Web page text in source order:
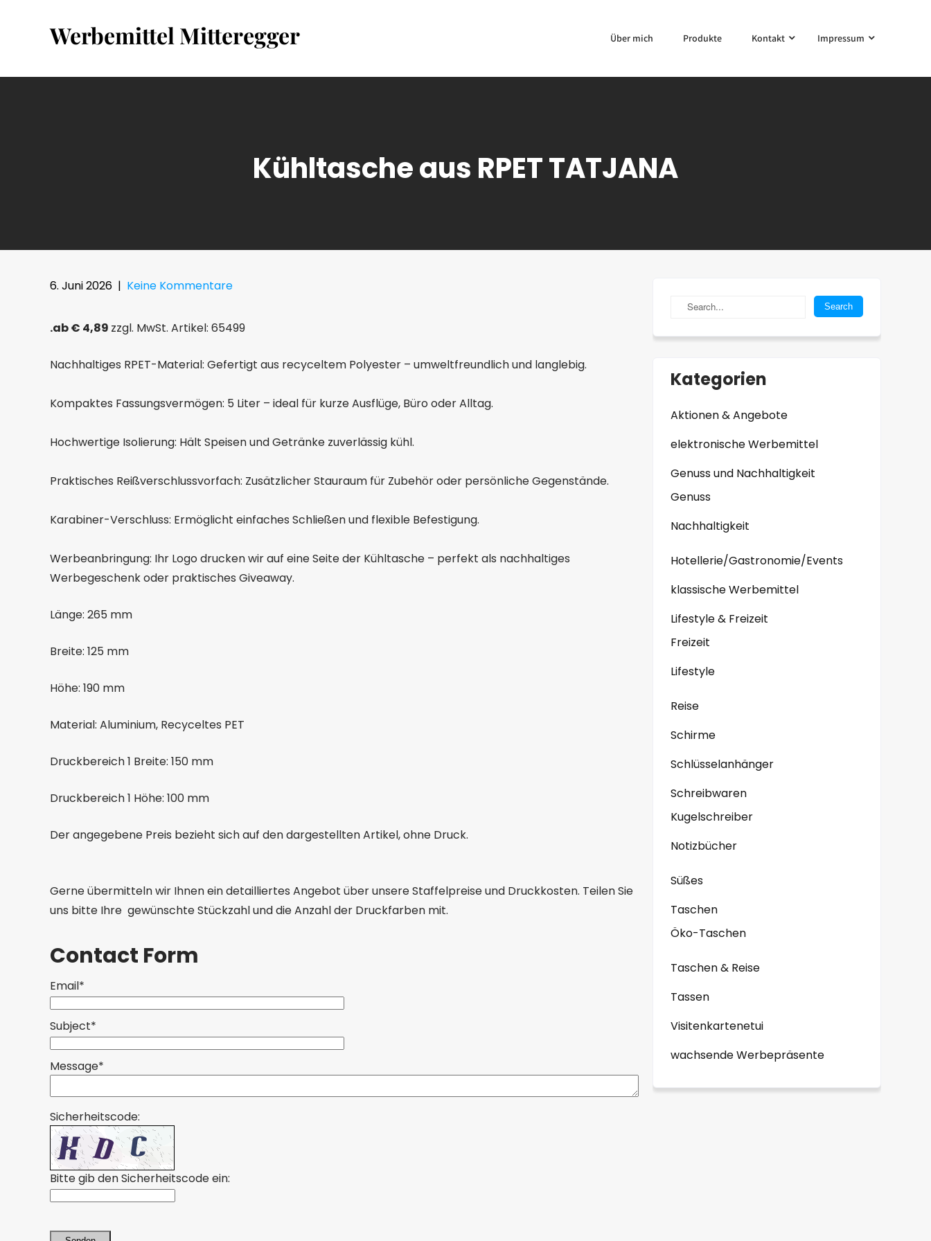
Werbemittel Mitteregger Über mich Produkte Kontakt Impressum
Kühltasche aus RPET TATJANA
6. Juni 2026 | Keine Kommentare
.ab € 4,89 zzgl. MwSt. Artikel: 65499
Nachhaltiges RPET-Material: Gefertigt aus recyceltem Polyester – umweltfreundlich und langlebig.
Kompaktes Fassungsvermögen: 5 Liter – ideal für kurze Ausflüge, Büro oder Alltag.
Hochwertige Isolierung: Hält Speisen und Getränke zuverlässig kühl.
Praktisches Reißverschlussvorfach: Zusätzlicher Stauraum für Zubehör oder persönliche Gegenstände.
Karabiner-Verschluss: Ermöglicht einfaches Schließen und flexible Befestigung.
Werbeanbringung: Ihr Logo drucken wir auf eine Seite der Kühltasche – perfekt als nachhaltiges
Werbegeschenk oder praktisches Giveaway.
Länge: 265 mm
Breite: 125 mm
Höhe: 190 mm
Material: Aluminium, Recyceltes PET
Druckbereich 1 Breite: 150 mm
Druckbereich 1 Höhe: 100 mm
Der angegebene Preis bezieht sich auf den dargestellten Artikel, ohne Druck.
Gerne übermitteln wir Ihnen ein detailliertes Angebot über unsere Staffelpreise und Druckkosten. Teilen Sie
uns bitte Ihre gewünschte Stückzahl und die Anzahl der Druckfarben mit.
Contact Form
Email*
Subject*
Message*
Sicherheitscode:
Bitte gib den Sicherheitscode ein:
Kategorien
Aktionen & Angebote
elektronische Werbemittel
Genuss und Nachhaltigkeit
Genuss
Nachhaltigkeit
Hotellerie/Gastronomie/Events
klassische Werbemittel
Lifestyle & Freizeit
Freizeit
Lifestyle
Reise
Schirme
Schlüsselanhänger
Schreibwaren
Kugelschreiber
Notizbücher
Süßes
Taschen
Öko-Taschen
Taschen & Reise
Tassen
Visitenkartenetui
wachsende Werbepräsente